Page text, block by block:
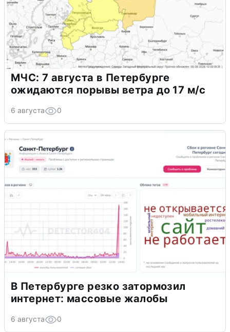
МЧС: 7 августа в Петербурге
ожидаются порывы ветра до 17 м/с
6 августа 0
В Петербурге резко затормозил
интернет: массовые жалобы
6 августа 0